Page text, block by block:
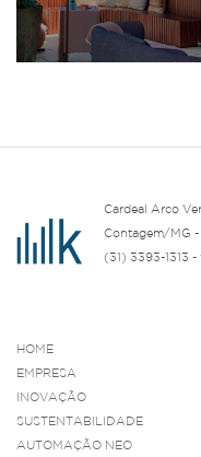
Cardeal Arco
Contagem/MG -
(31) 3393-1313
HOME
EMPRESA
INOVAÇÃO
SUSTENTABILIDADE
AUTOMAÇÃO NEO